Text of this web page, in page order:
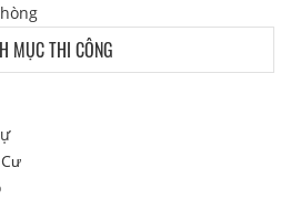
MỤC THI CÔNG